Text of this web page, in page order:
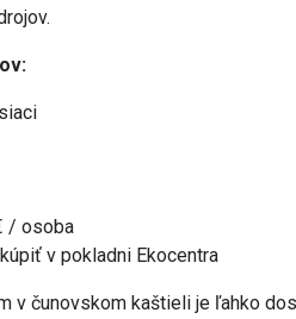
/ osoba
v pokladni Ekocentra
v čunovskom kaštieli je ľahko